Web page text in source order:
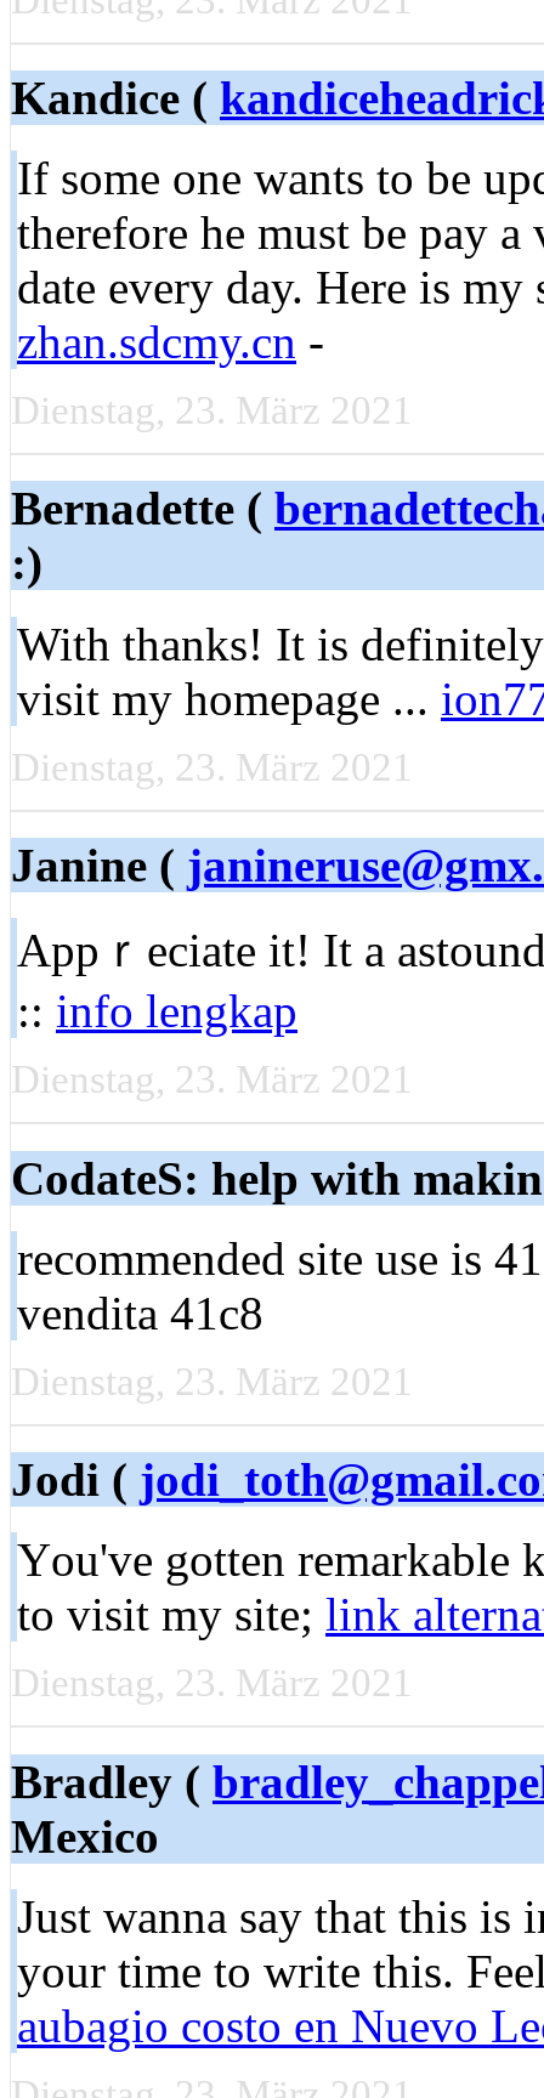
Kandice (
If some one wants to be
therefore he must be pay
date every day. Here is
zhan.sdcmy.cn -
Dienstag, 23. März 2021
Bernadette (
:)
With tһanks! It is
visіt my homepage ...
Dienstag, 23. März 2021
Janine (
Appｒeciate it! It a
:: info lengkap
Dienstag, 23. März 2021
CodateS: help with
recommended site use is
vendita 41c8
Dienstag, 23. März 2021
Jodi (
Yοu've gotten remarkable
to visіt my sіte; link
Dienstag, 23. März 2021
Bradley (
Mexico
Juѕt wanna say that this
your timе to write this.
aubagio costo en Nuevo